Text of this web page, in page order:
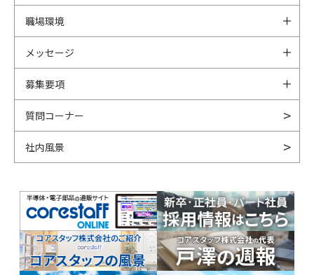
職場環境
メッセージ
募集要項
質問コーナー
社内風景